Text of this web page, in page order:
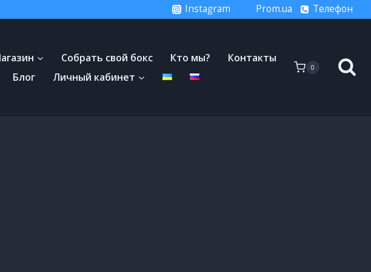
Instagram Prom.ua Телефон
Собрать свой бокс Кто мы?
Контакты
Блог
Личный кабинет
0